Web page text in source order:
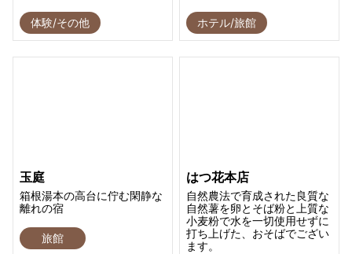
体験/その他 ホテル/旅館
玉庭
箱根湯本の高台に佇む閑静な
離れの宿
旅館
はつ花本店
自然農法で育成された良質な
自然薯を卵とそば粉と上質な
小麦粉で水を一切使用せずに
打ち上げた、おそばでござい
ます。